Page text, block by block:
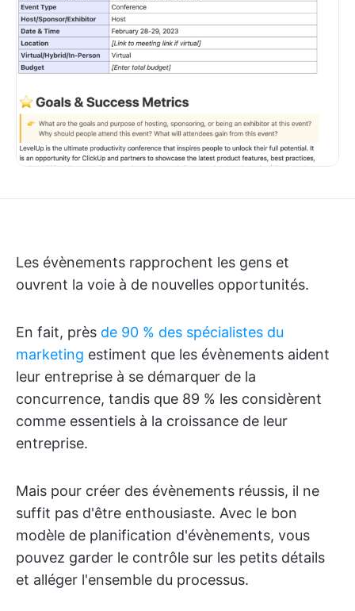
Les évènements rapprochent les gens et
ouvrent la voie à de nouvelles opportunités.
En fait, près de 90 % des spécialistes du
marketing estiment que les évènements aident
leur entreprise à se démarquer de la
concurrence, tandis que 89 % les considèrent
comme essentiels à la croissance de leur
entreprise.
Mais pour créer des évènements réussis, il ne
suffit pas d'être enthousiaste. Avec le bon
modèle de planification d'évènements, vous
pouvez garder le contrôle sur les petits détails
et alléger l'ensemble du processus.